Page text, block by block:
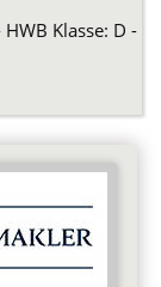
Klasse: D -